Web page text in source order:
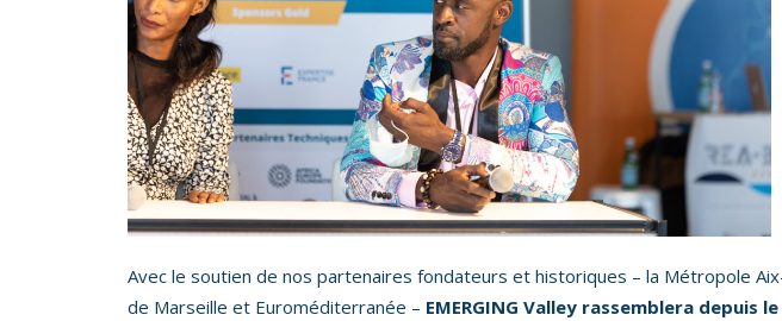
Avec le soutien de nos partenaires fondateurs et historiques – la Métropole
de Marseille et Euroméditerranée – EMERGING Valley rassemblera